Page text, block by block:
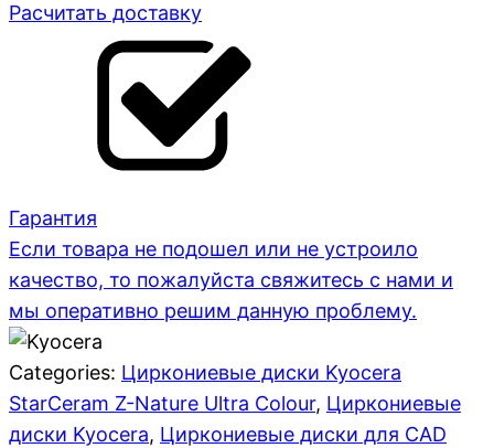
Расчитать доставку
Гарантия
Если товара не подошел или не устроило
качество, то пожалуйста свяжитесь с нами и
мы оперативно решим данную проблему.
Categories: Циркониевые диски Kyocera
StarCeram Z-Nature Ultra Colour, Циркониевые
диски Kyocera, Циркониевые диски для CAD